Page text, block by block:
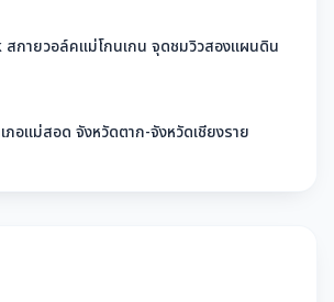
ล์คแม่โกนเกน จุดชมวิวสองแผนดิน
ภอแม่สอด จังหวัดตาก-จังหวัดเชียงราย